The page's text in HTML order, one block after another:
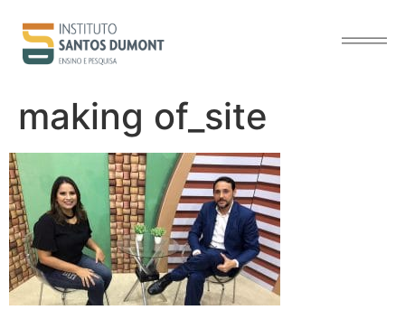
conteúdo
making of_site